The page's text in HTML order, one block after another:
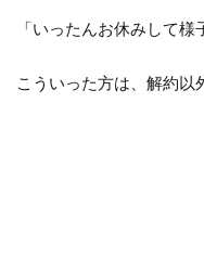
「いったんお休みして様
こういった方は、解約以